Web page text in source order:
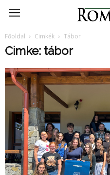
RomKat.ro
Főoldal Cimkék Tábor
Cimke: tábor